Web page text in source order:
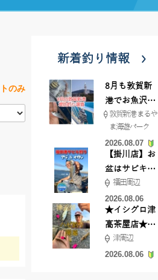
のみ
新着釣り情報
8月も敦賀新
港でお魚沢山
♪ イシグロ彦
根店
敦賀新港 まるや
ま海遊パーク
2026.08.07
【掛川店】お
盆はサビキ釣
りいきません
か?
福田周辺
2026.08.06
★イシグロ津
高茶屋店★津
近郊ハゼ釣れ
てます！
津周辺
2026.08.06